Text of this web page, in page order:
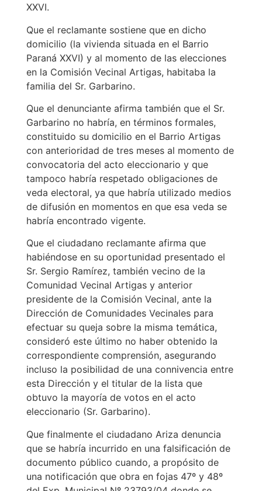
XXVI.
Que el reclamante sostiene que en dicho
domicilio (la vivienda situada en el Barrio
Paraná XXVI) y al momento de las elecciones
en la Comisión Vecinal Artigas, habitaba la
familia del Sr. Garbarino.
Que el denunciante afirma también que el Sr.
Garbarino no habría, en términos formales,
constituido su domicilio en el Barrio Artigas
con anterioridad de tres meses al momento de
convocatoria del acto eleccionario y que
tampoco habría respetado obligaciones de
veda electoral, ya que habría utilizado medios
de difusión en momentos en que esa veda se
habría encontrado vigente.
Que el ciudadano reclamante afirma que
habiéndose en su oportunidad presentado el
Sr. Sergio Ramírez, también vecino de la
Comunidad Vecinal Artigas y anterior
presidente de la Comisión Vecinal, ante la
Dirección de Comunidades Vecinales para
efectuar su queja sobre la misma temática,
consideró este último no haber obtenido la
correspondiente comprensión, asegurando
incluso la posibilidad de una connivencia entre
esta Dirección y el titular de la lista que
obtuvo la mayoría de votos en el acto
eleccionario (Sr. Garbarino).
Que finalmente el ciudadano Ariza denuncia
que se habría incurrido en una falsificación de
documento público cuando, a propósito de
una notificación que obra en fojas 47º y 48º